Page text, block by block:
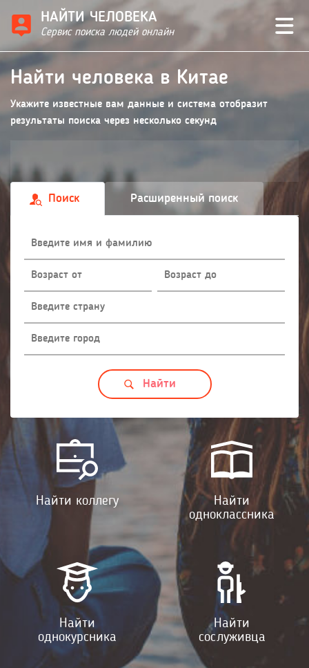
НАЙТИ ЧЕЛОВЕКА
Сервис поиска людей онлайн
Найти человека в Китае
Укажите известные вам данные и система отобразит
результаты поиска через несколько секунд
Поиск Расширенный поиск
Найти коллегу
Найти
одноклассника
Найти
однокурсника
Найти
сослуживца